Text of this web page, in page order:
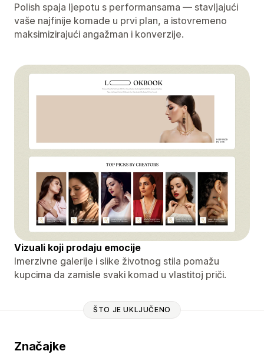
Polish spaja ljepotu s performansama — stavljajući
vaše najfinije komade u prvi plan, a istovremeno
maksimizirajući angažman i konverzije.
Vizuali koji prodaju emocije
Imerzivne galerije i slike životnog stila pomažu
kupcima da zamisle svaki komad u vlastitoj priči.
ŠTO JE UKLJUČENO
Značajke